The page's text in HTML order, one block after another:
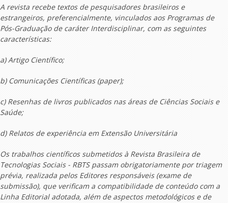
A revista recebe textos de pesquisadores brasileiros e
estrangeiros, preferencialmente, vinculados aos Programas de
Pós-Graduação de caráter Interdisciplinar, com as seguintes
características:
a) Artigo Científico;
b) Comunicações Científicas (paper);
c) Resenhas de livros publicados nas áreas de Ciências Sociais e
Saúde;
d) Relatos de experiência em Extensão Universitária
Os trabalhos científicos submetidos à Revista Brasileira de
Tecnologias Sociais - RBTS passam obrigatoriamente por triagem
prévia, realizada pelos Editores responsáveis (exame de
submissão), que verificam a compatibilidade de conteúdo com a
Linha Editorial adotada, além de aspectos metodológicos e de